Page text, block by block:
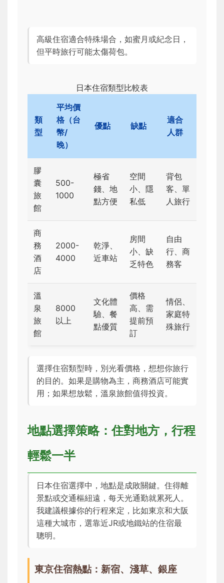
高級住宿適合特殊場合，如蜜月或紀念日，
但平時旅行可能太傷荷包。
日本住宿類型比較表
類
型
平均價
格（台
幣/
晚）
優點 缺點
適合
人群
膠
囊
旅
館
500-
1000
極省
錢、地
點方便
空間
小、隱
私低
背包
客、單
人旅行
商
務
酒
店
2000-
4000
乾淨、
近車站
房間
小、缺
乏特色
自由
行、商
務客
溫
泉
旅
館
8000
以上
文化體
驗、餐
點優質
價格
高、需
提前預
訂
情侶、
家庭特
殊旅行
選擇住宿類型時，別光看價格，想想你旅行
的目的。如果是購物為主，商務酒店可能實
用；如果想放鬆，溫泉旅館值得投資。
地點選擇策略：住對地方，行程
輕鬆一半
日本住宿選擇中，地點是成敗關鍵。住得離
景點或交通樞紐遠，每天光通勤就累死人。
我建議根據你的行程來定，比如東京和大阪
這種大城市，選靠近JR或地鐵站的住宿最
聰明。
東京住宿熱點：新宿、淺草、銀座